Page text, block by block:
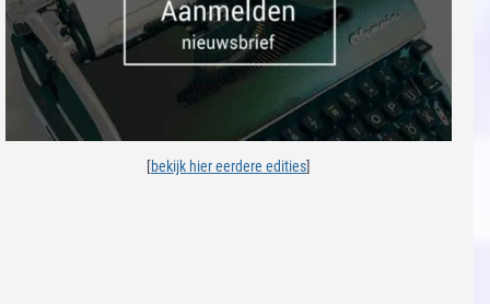
[bekijk hier eerdere edities]